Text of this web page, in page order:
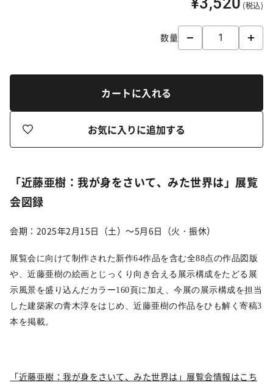
(税込)
数量
カートに入れる
お気に入りに追加する
「近藤亜樹：我が身をさいて、みた世界は」展覧
会図録
会期：2025年2月15日（土）～5月6日（火・振休）
展覧会に向けて制作された新作64作品を含む全88点の作品図版
や、 近藤亜樹の絵画とじっくり向き合える展示構成をたどる展
示風景を盛り込んだカラー160頁に加え、今展の展示構成を担当
した建築家の青木淳をはじめ、近藤亜樹の作品をひも解く寄稿3
本を掲載。
「近藤亜樹：我が身をさいて、みた世界は」展覧会情報はこち